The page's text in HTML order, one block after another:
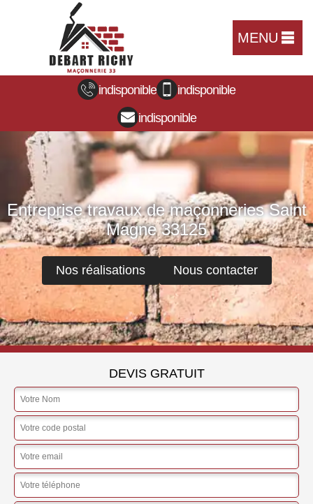
MENU
indisponible
indisponible
indisponible
Entreprise travaux de maçonneries Saint
Magne 33125
Nos réalisations Nous contacter
DEVIS GRATUIT